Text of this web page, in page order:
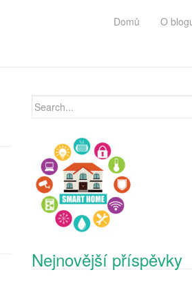
Domů O
Search
Nejnovější příspěvky